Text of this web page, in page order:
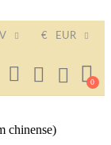
€ EUR
chinense)